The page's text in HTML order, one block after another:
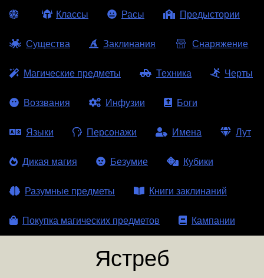
Классы Расы Предыстории
Существа Заклинания Снаряжение
Магические предметы Техника Черты
Воззвания Инфузии Боги
Языки Персонажи Имена Лут
Дикая магия Безумие Кубики
Разумные предметы Книги заклинаний
Покупка магических предметов Кампании
Ястреб